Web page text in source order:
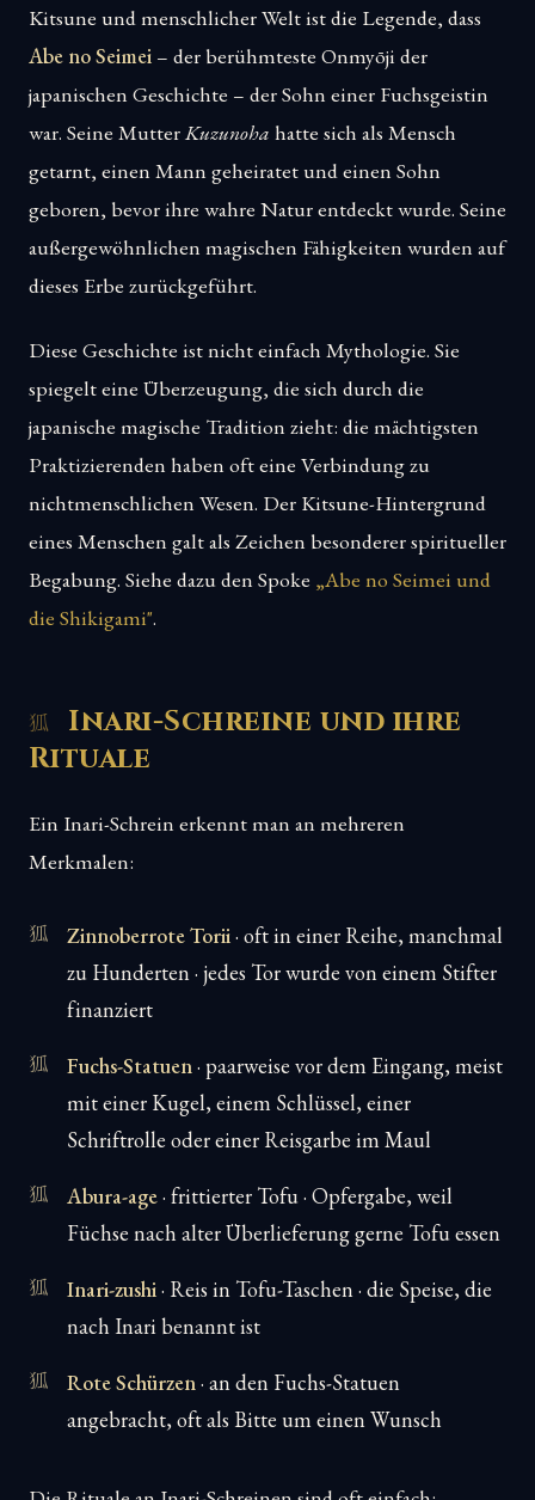
Kitsune und menschlicher Welt ist die Legende, dass
Abe no Seimei – der berühmteste Onmyōji der
japanischen Geschichte – der Sohn einer Fuchsgeistin
war. Seine MutterKuzunoha hatte sich als Mensch
getarnt, einen Mann geheiratet und einen Sohn
geboren, bevor ihre wahre Natur entdeckt wurde. Seine
außergewöhnlichen magischen Fähigkeiten wurden auf
dieses Erbe zurückgeführt.
Diese Geschichte ist nicht einfach Mythologie. Sie
spiegelt eine Überzeugung, die sich durch die
japanische magische Tradition zieht: die mächtigsten
Praktizierenden haben oft eine Verbindung zu
nichtmenschlichen Wesen. Der Kitsune-Hintergrund
eines Menschen galt als Zeichen besonderer spiritueller
Begabung. Siehe dazu den Spoke „Abe no Seimei und
die Shikigami".
Inari-Schreine und ihre
Rituale
Ein Inari-Schrein erkennt man an mehreren
Merkmalen:
Zinnoberrote Torii· oft in einer Reihe, manchmal
zu Hunderten · jedes Tor wurde von einem Stifter
finanziert
Fuchs-Statuen· paarweise vor dem Eingang, meist
mit einer Kugel, einem Schlüssel, einer
Schriftrolle oder einer Reisgarbe im Maul
Abura-age· frittierter Tofu · Opfergabe, weil
Füchse nach alter Überlieferung gerne Tofu essen
Inari-zushi· Reis in Tofu-Taschen · die Speise, die
nach Inari benannt ist
Rote Schürzen· an den Fuchs-Statuen
angebracht, oft als Bitte um einen Wunsch